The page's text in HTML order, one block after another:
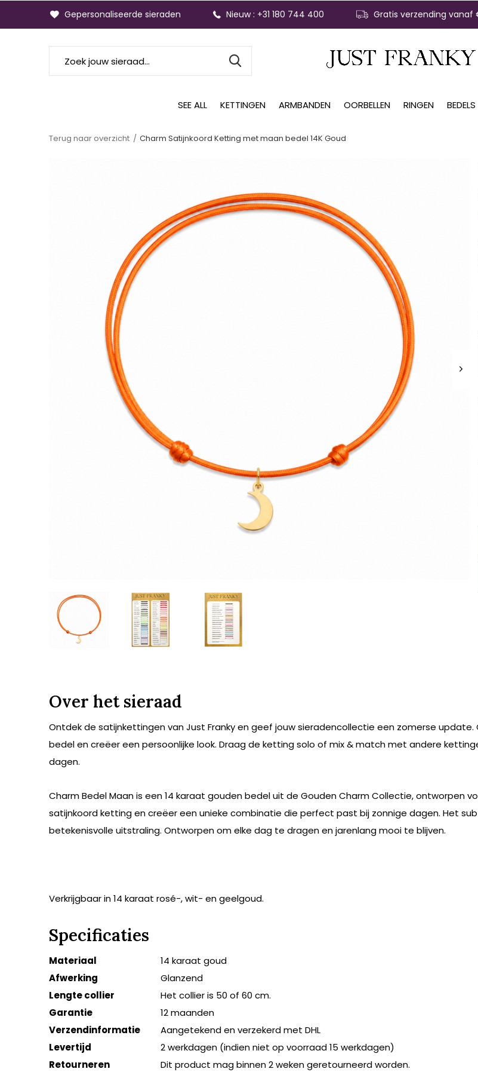
SEE ALL KETTINGEN ARMBANDEN OORBELLEN RINGEN BEDELS
Gepersonaliseerde sieraden Nieuw : +31 180 744 400 Gratis verzending vanaf
Terug naar overzicht Charm Satijnkoord Ketting met maan bedel 14K Goud
Over het sieraad
Ontdek de satijnkettingen van Just Franky en geef jouw sieradencollectie een zomerse
bedel en creëer een persoonlijke look. Draag de ketting solo of mix & match met andere
dagen.
Charm Bedel Maan is een 14 karaat gouden bedel uit de Gouden Charm Collectie, ontworpen
satijnkoord ketting en creëer een unieke combinatie die perfect past bij zonnige dagen. Het
betekenisvolle uitstraling. Ontworpen om elke dag te dragen en jarenlang mooi te blijven.
Verkrijgbaar in 14 karaat rosé-, wit- en geelgoud.
Specificaties
Materiaal
14 karaat goud
Afwerking
Glanzend
Lengte collier
Het collier is 50 of 60 cm.
Garantie
12 maanden
Verzendinformatie
Aangetekend en verzekerd met DHL
Levertijd
2 werkdagen (indien niet op voorraad 15 werkdagen)
Retourneren
Dit product mag binnen 2 weken geretourneerd worden.